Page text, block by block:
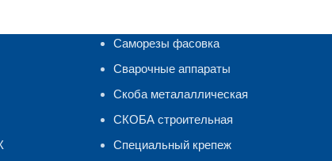
Саморезы фасовка
Сварочные аппараты
Скоба металаллическая
СКОБА строительная
Специальный крепеж